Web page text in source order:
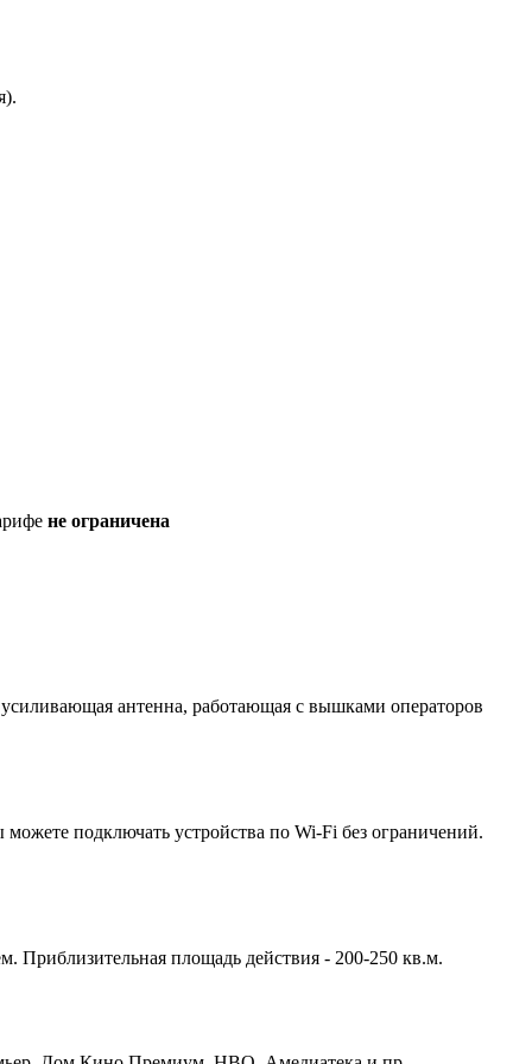
не ограничена
антенна, работающая с вышками операторов
подключать устройства по Wi-Fi без ограничений.
Приблизительная площадь действия - 200-250 кв.м.